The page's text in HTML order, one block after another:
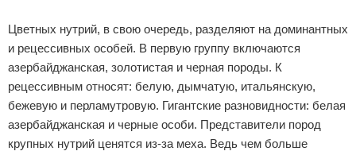
Цветных нутрий, в свою очередь, разделяют на доминантных
и рецессивных особей. В первую группу включаются
азербайджанская, золотистая и черная породы. К
рецессивным относят: белую, дымчатую, итальянскую,
бежевую и перламутровую. Гигантские разновидности: белая
азербайджанская и черные особи. Представители пород
крупных нутрий ценятся из-за меха. Ведь чем больше